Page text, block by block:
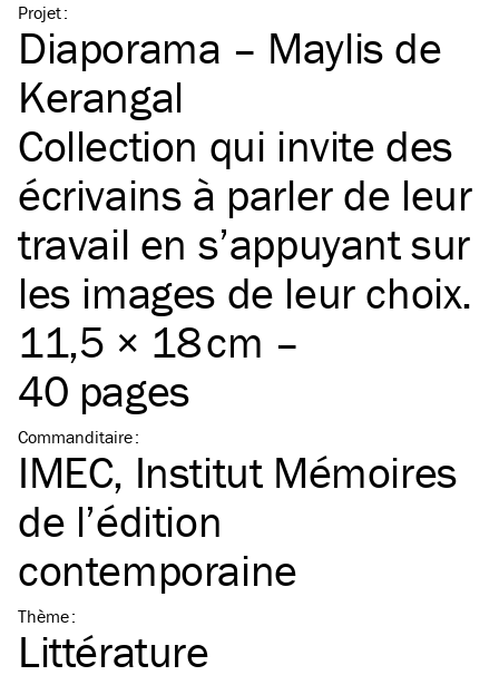
Projet:
Diaporama – Maylis de
Kerangal
Collection qui invite des
écrivains à parler de leur
travail en s’appuyant sur
les images de leur choix.
11,5 × 18 cm –
40 pages
Commanditaire:
IMEC, Institut Mémoires
de l’édition
contemporaine
Thème:
Littérature